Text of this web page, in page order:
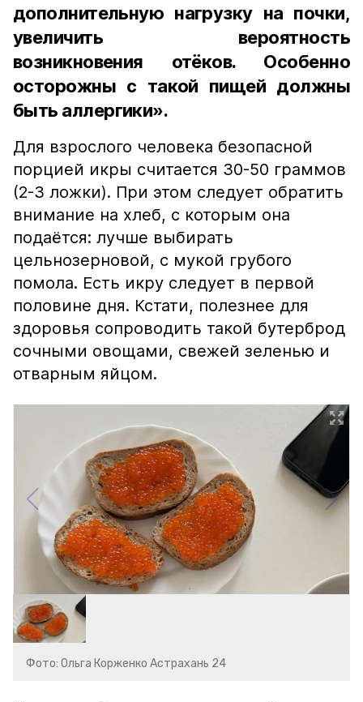
дополнительную нагрузку на почки,
увеличить вероятность
возникновения отёков. Особенно
осторожны с такой пищей должны
быть аллергики».
Для взрослого человека безопасной
порцией икры считается 30-50 граммов
(2-3 ложки). При этом следует обратить
внимание на хлеб, с которым она
подаётся: лучше выбирать
цельнозерновой, с мукой грубого
помола. Есть икру следует в первой
половине дня. Кстати, полезнее для
здоровья сопроводить такой бутерброд
сочными овощами, свежей зеленью и
отварным яйцом.
Фото: Ольга Корженко Астрахань 24